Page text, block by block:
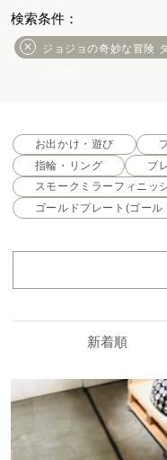
ジョジョの奇妙な冒険
お出かけ・遊び
指輪・リング
ブ
スモークミラーフィニッ
ゴールドプレート(ゴール
新着順